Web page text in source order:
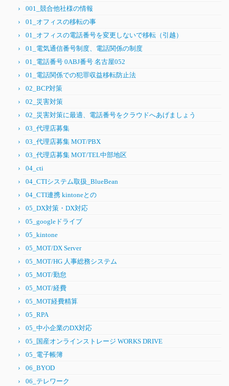
001_競合他社様の情報
01_オフィスの移転の事
01_オフィスの電話番号を変更しないで移転（引越）
01_電気通信番号制度、電話関係の制度
01_電話番号 0ABJ番号 名古屋052
01_電話関係での犯罪収益移転防止法
02_BCP対策
02_災害対策
02_災害対策に最適、電話番号をクラウドへあげましょう
03_代理店募集
03_代理店募集 MOT/PBX
03_代理店募集 MOT/TEL中部地区
04_cti
04_CTIシステム取扱_BlueBean
04_CTI連携 kintoneとの
05_DX対策・DX対応
05_googleドライブ
05_kintone
05_MOT/DX Server
05_MOT/HG 人事総務システム
05_MOT/勤怠
05_MOT/経費
05_MOT経費精算
05_RPA
05_中小企業のDX対応
05_国産オンラインストレージ WORKS DRIVE
05_電子帳簿
06_BYOD
06_テレワーク